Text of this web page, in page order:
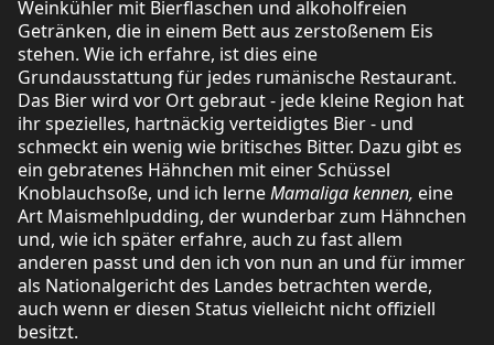
Weinkühler mit Bierflaschen und alkoholfreien
Getränken, die in einem Bett aus zerstoßenem Eis
stehen. Wie ich erfahre, ist dies eine
Grundausstattung für jedes rumänische Restaurant.
Das Bier wird vor Ort gebraut - jede kleine Region hat
ihr spezielles, hartnäckig verteidigtes Bier - und
schmeckt ein wenig wie britisches Bitter. Dazu gibt es
ein gebratenes Hähnchen mit einer Schüssel
Knoblauchsoße, und ich lerneMamaliga kennen, eine
Art Maismehlpudding, der wunderbar zum Hähnchen
und, wie ich später erfahre, auch zu fast allem
anderen passt und den ich von nun an und für immer
als Nationalgericht des Landes betrachten werde,
auch wenn er diesen Status vielleicht nicht offiziell
besitzt.